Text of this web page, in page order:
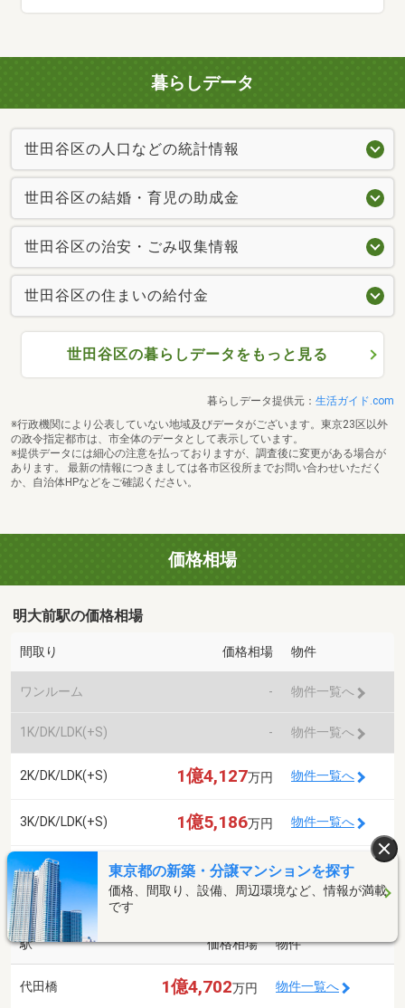
暮らしデータ
世田谷区の人口などの統計情報
世田谷区の結婚・育児の助成金
世田谷区の治安・ごみ収集情報
世田谷区の住まいの給付金
世田谷区の暮らしデータをもっと見る
暮らしデータ提供元： 生活ガイド.com
※行政機関により公表していない地域及びデータがございます。東京23区以外
の政令指定都市は、市全体のデータとして表示しています。
※提供データには細心の注意を払っておりますが、調査後に変更がある場合が
あります。 最新の情報につきましては各市区役所までお問い合わせいただく
か、自治体HPなどをご確認ください。
価格相場
明大前駅の価格相場
間取り 価格相場 物件
ワンルーム - 物件一覧へ
1K/DK/LDK(+S) - 物件一覧へ
2K/DK/LDK(+S) 1億4,127万円 物件一覧へ
3K/DK/LDK(+S) 1億5,186万円 物件一覧へ
4K/DK/LDK(+S) 2億752万円 物件一覧へ
周辺駅の価格相場
駅 価格相場 物件
代田橋 1億4,702万円 物件一覧へ
東京都の新築・分譲マンションを探す
価格、間取り、設備、周辺環境など、情報が満載
です